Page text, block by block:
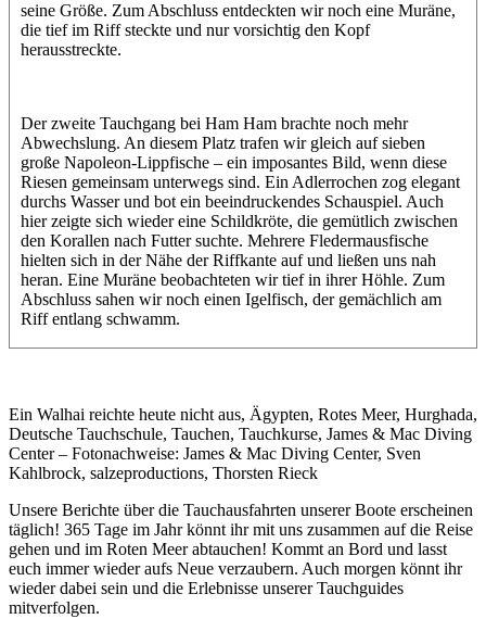
seine Größe. Zum Abschluss entdeckten wir noch eine Muräne,
die tief im Riff steckte und nur vorsichtig den Kopf
herausstreckte.
Der zweite Tauchgang bei Ham Ham brachte noch mehr
Abwechslung. An diesem Platz trafen wir gleich auf sieben
große Napoleon-Lippfische – ein imposantes Bild, wenn diese
Riesen gemeinsam unterwegs sind. Ein Adlerrochen zog elegant
durchs Wasser und bot ein beeindruckendes Schauspiel. Auch
hier zeigte sich wieder eine Schildkröte, die gemütlich zwischen
den Korallen nach Futter suchte. Mehrere Fledermausfische
hielten sich in der Nähe der Riffkante auf und ließen uns nah
heran. Eine Muräne beobachteten wir tief in ihrer Höhle. Zum
Abschluss sahen wir noch einen Igelfisch, der gemächlich am
Riff entlang schwamm.
Ein Walhai reichte heute nicht aus, Ägypten, Rotes Meer, Hurghada,
Deutsche Tauchschule, Tauchen, Tauchkurse, James & Mac Diving
Center – Fotonachweise: James & Mac Diving Center, Sven
Kahlbrock, salzeproductions, Thorsten Rieck
Unsere Berichte über die Tauchausfahrten unserer Boote erscheinen
täglich! 365 Tage im Jahr könnt ihr mit uns zusammen auf die Reise
gehen und im Roten Meer abtauchen! Kommt an Bord und lasst
euch immer wieder aufs Neue verzaubern. Auch morgen könnt ihr
wieder dabei sein und die Erlebnisse unserer Tauchguides
mitverfolgen.